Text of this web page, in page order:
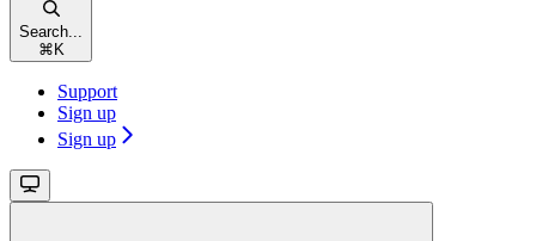
Search...
⌘ K
Support
Sign up
Sign up